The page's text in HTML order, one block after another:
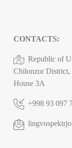
CONTACTS:
Republic of
Chilonzor District,
House 3A
+998 93 097